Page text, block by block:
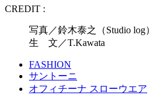
CREDIT :
写真／鈴木泰之（Studio
生 文／T.Kawata
FASHION
サントーニ
オフィチーナ スローウエア